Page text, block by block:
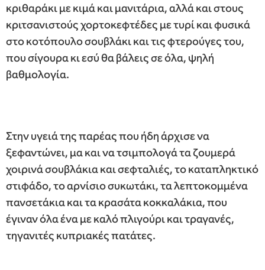
κριθαράκι με κιμά και μανιτάρια, αλλά και στους
κριτσανιστούς χορτοκεφτέδες με τυρί και φυσικά
στο κοτόπουλο σουβλάκι και τις φτερούγες του,
που σίγουρα κι εσύ θα βάλεις σε όλα, ψηλή
βαθμολογία.
Στην υγειά της παρέας που ήδη άρχισε να
ξεφαντώνει, μα και να τσιμπολογά τα ζουμερά
χοιρινά σουβλάκια και σεφταλιές, το καταπληκτικό
στιφάδο, το αρνίσιο συκωτάκι, τα λεπτοκομμένα
πανσετάκια και τα κρασάτα κοκκαλάκια, που
έγιναν όλα ένα με καλό πλιγούρι και τραγανές,
τηγανιτές κυπριακές πατάτες.